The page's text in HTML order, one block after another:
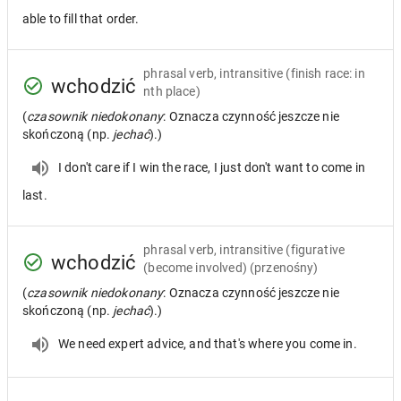
able to fill that order.
wchodzić
phrasal verb, intransitive (finish race: in
nth place)
(czasownik niedokonany: Oznacza czynność jeszcze nie
skończoną (np. jechać).)
I don't care if I win the race, I just don't want to come in
last.
wchodzić
phrasal verb, intransitive (figurative
(become involved) (przenośny)
(czasownik niedokonany: Oznacza czynność jeszcze nie
skończoną (np. jechać).)
We need expert advice, and that's where you come in.